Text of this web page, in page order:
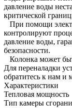
давление воды
критической
При помощи
контролируют
давление воды,
безопасности.
Колонка может
Для переналадки
обратитесь к нам
Характеристики
Тепловая мощность
Тип камеры